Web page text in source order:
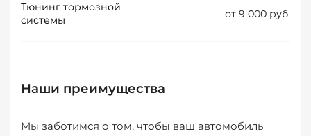
Тюнинг тормозной
системы
от 9 000 руб.
Наши преимущества
Мы заботимся о том, чтобы ваш автомобиль